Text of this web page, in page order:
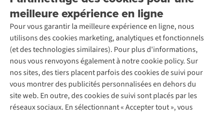
meilleure expérience en ligne
Pour vous garantir la meilleure expérience en ligne, nous
utilisons des cookies marketing, analytiques et fonctionnels
(et des technologies similaires). Pour plus d'informations,
nous vous renvoyons également à notre cookie policy. Sur
nos sites, des tiers placent parfois des cookies de suivi pour
vous montrer des publicités personnalisées en dehors du
site web. En outre, des cookies de suivi sont placés par les
réseaux sociaux. En sélectionnant « Accepter tout », vous
Rétractation d'une commande
Entretien & réparations
Garantie
Contactez-nous
Entreprise responsable
À propos d’Ayacucho
Nos magasins
À propos d’A.S.Adventure
Déclaration d'accessibilité
Location / Location sports d’hiver
Seconde-main
Entretien de ski
Service de lavage
Entretien de chaussures
Réparation de chaussures
Réparation de vêtements
Retouches
Pour les entreprises
Découvrez
A.S.Magazine
Explore Camp
Expertise & conseils
Abonnez-vous à la newsletter
Suivez-nous